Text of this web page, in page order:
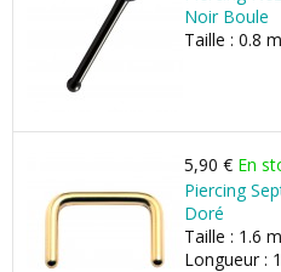
Noir Boule
Taille : 0.8
5,90 € En
Piercing
Doré
Taille : 1.6
Longueur :